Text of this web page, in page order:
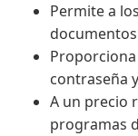
Permite a
contraseña
A un precio
programas